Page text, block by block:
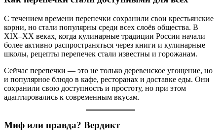
С течением времени перепечки сохранили свои крестьянские
корни, но стали популярны среди всех слоёв общества. В
XIX–XX веках, когда кулинарные традиции России начали
более активно распространяться через книги и кулинарные
школы, рецепты перепечек стали известны и горожанам.
Сейчас перепечки — это не только деревенское угощение, но
и популярное блюдо в кафе, ресторанах и доставке еды. Они
сохранили свою доступность и простоту, но при этом
адаптировались к современным вкусам.
Миф или правда? Вердикт